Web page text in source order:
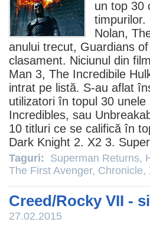
un top 30
timpurilor.
Nolan,
anului trecut, Guardians
clasament. Niciunul din
Man 3, The Incredibile
intrat pe listă. S-au aflat
utilizatori în topul 30
Incredibles, sau
10 titluri ce se califică în
Dark Knight 2. X2 3.
Taguri: Superman Returns,
The First Avenger, Chronicle,
Creed/Rocky VII -
27.02.2015